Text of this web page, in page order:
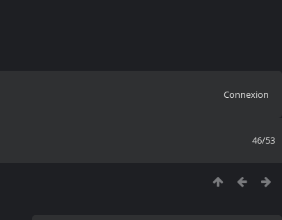
Connexion
46/53